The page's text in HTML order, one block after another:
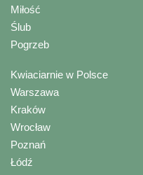
Miłość
Ślub
Pogrzeb
Kwiaciarnie w Polsce
Warszawa
Kraków
Wrocław
Poznań
Łódź